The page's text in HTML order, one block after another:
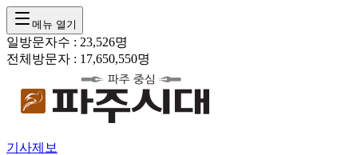
메뉴 열기
일방문자수 : 23,526명
전체방문자 : 17,650,550명
기사제보